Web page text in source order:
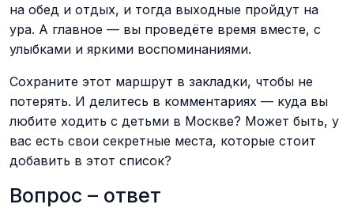
на обед и отдых, и тогда выходные пройдут на
ура. А главное — вы проведёте время вместе, с
улыбками и яркими воспоминаниями.
Сохраните этот маршрут в закладки, чтобы не
потерять. И делитесь в комментариях — куда вы
любите ходить с детьми в Москве? Может быть, у
вас есть свои секретные места, которые стоит
добавить в этот список?
Вопрос – ответ